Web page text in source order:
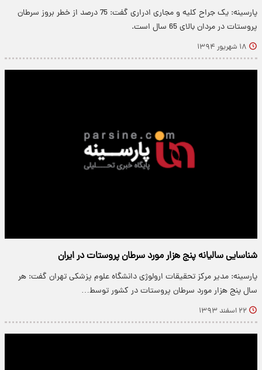
پارسینه: یک جراح کلیه و مجاری ادراری گفت: 75 درصد از خطر بروز سرطان
پروستات در مردان بالای 65 سال است.
۱۸ شهریور ۱۳۹۴
شناسایی سالیانه پنج هزار مورد سرطان پروستات در ایران
پارسینه: مدیر مرکز تحقیقات ارولوژی دانشگاه علوم پزشکی تهران گفت: هر
سال پنج هزار مورد سرطان پروستات در کشور توسط…
۲۲ اسفند ۱۳۹۳